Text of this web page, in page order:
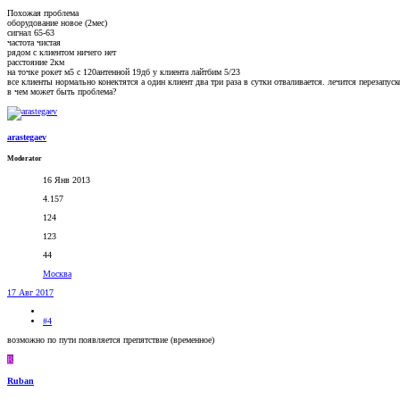
Похожая проблема
оборудование новое (2мес)
сигнал 65-63
частота чистая
рядом с клиентом ничего нет
расстояние 2км
на точке рокет м5 с 120антенной 19дб у клиента лайтбим 5/23
все клиенты нормально конектятся а один клиент два три раза в сутки отваливается. лечится
в чем может быть проблема?
arastegaev
Moderator
16 Янв 2013
4.157
124
123
44
Москва
17 Авг 2017
#4
возможно по пути появляется препятствие (временное)
R
Ruban